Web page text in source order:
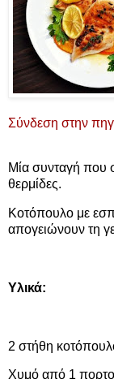
Σύνδεση στην
Μία συνταγή που
θερμίδες.
Kοτόπουλο με
απογειώνουν τη
Υλικά:
2 στήθη
Χυμό από 1